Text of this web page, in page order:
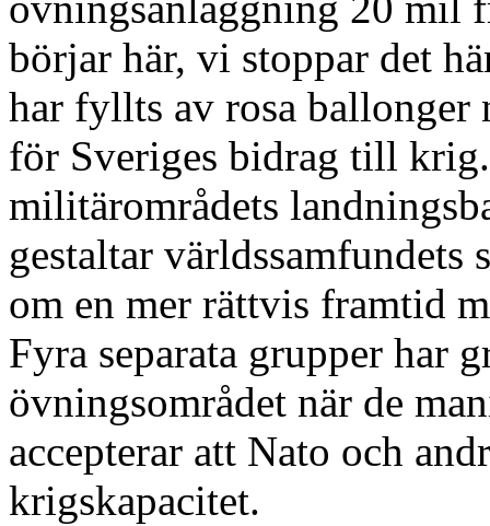
börjar här, vi stoppar det
har fyllts av rosa ballonger
för Sveriges bidrag till
militärområdets
gestaltar
om en mer rättvis framtid
Fyra separata grupper har
övningsområdet när de
accepterar att Nato och
krigskapacitet.